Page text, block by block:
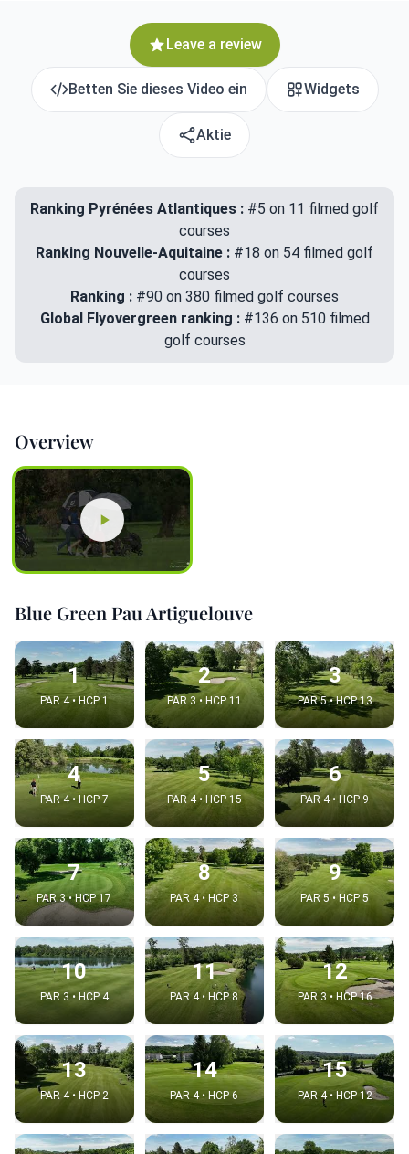
Leave a review
Betten Sie dieses Video ein Widgets
Aktie
Ranking Pyrénées Atlantiques : #5 on 11 filmed golf
courses
Ranking Nouvelle-Aquitaine : #18 on 54 filmed golf
courses
Ranking : #90 on 380 filmed golf courses
Global Flyovergreen ranking : #136 on 510 filmed
golf courses
Overview
Blue Green Pau Artiguelouve
1
PAR 4 • HCP 1
2
PAR 3 • HCP 11
3
PAR 5 • HCP 13
4
PAR 4 • HCP 7
5
PAR 4 • HCP 15
6
PAR 4 • HCP 9
7
PAR 3 • HCP 17
8
PAR 4 • HCP 3
9
PAR 5 • HCP 5
10
PAR 3 • HCP 4
11
PAR 4 • HCP 8
12
PAR 3 • HCP 16
13
PAR 4 • HCP 2
14
PAR 4 • HCP 6
15
PAR 4 • HCP 12